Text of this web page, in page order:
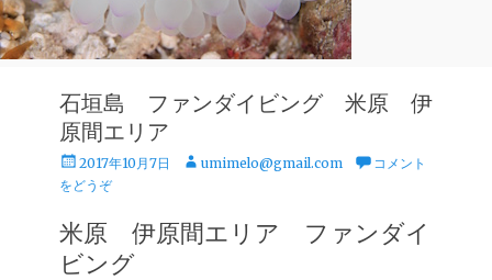
石垣島 ファンダイビング 米原 伊
原間エリア
投
稿
2017年10月7日
投 umimelo@gmail.com
コメント
をどうぞ
米原 伊原間エリア ファンダイ
ビング